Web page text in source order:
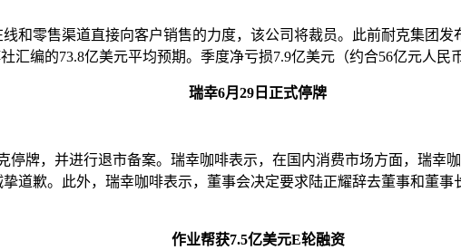
和零售渠道直接向客户销售的力度，该公司将裁员。此前耐克集团
汇编的73.8亿美元平均预期。季度净亏损7.9亿美元（约合56亿元人民
瑞幸6月29日正式停牌
停牌，并进行退市备案。瑞幸咖啡表示，在国内消费市场方面，瑞幸
道歉。此外，瑞幸咖啡表示，董事会决定要求陆正耀辞去董事和董
作业帮获7.5亿美元E轮融资